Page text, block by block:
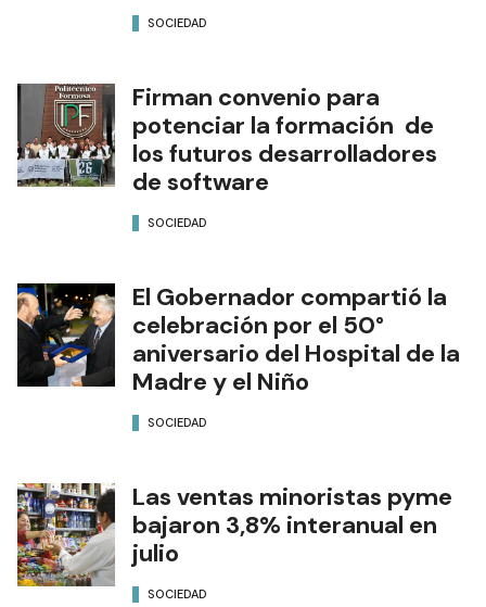
SOCIEDAD
Firman convenio para
potenciar la formación de
los futuros desarrolladores
de software
SOCIEDAD
El Gobernador compartió la
celebración por el 50°
aniversario del Hospital de la
Madre y el Niño
SOCIEDAD
Las ventas minoristas pyme
bajaron 3,8% interanual en
julio
SOCIEDAD